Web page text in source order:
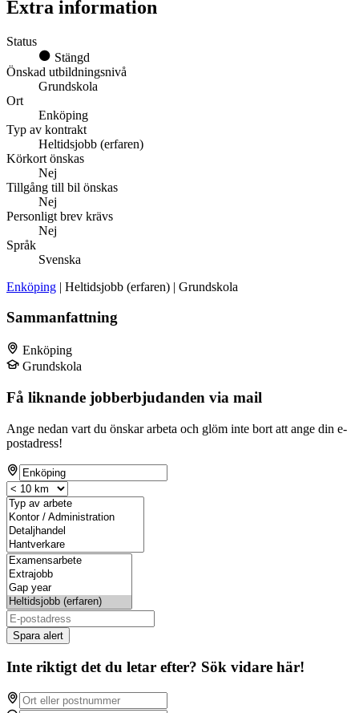
Extra information
Status
Stängd
Önskad utbildningsnivå
Grundskola
Ort
Enköping
Typ av kontrakt
Heltidsjobb (erfaren)
Körkort önskas
Nej
Tillgång till bil önskas
Nej
Personligt brev krävs
Nej
Språk
Svenska
Enköping | Heltidsjobb (erfaren) | Grundskola
Sammanfattning
Enköping
Grundskola
Få liknande jobberbjudanden via mail
Ange nedan vart du önskar arbeta och glöm inte bort att ange din e-
postadress!
Spara alert
Inte riktigt det du letar efter? Sök vidare här!